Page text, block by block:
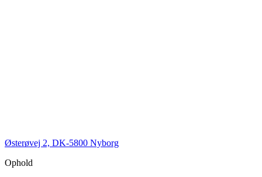
Østerøvej 2, DK-5800 Nyborg
Ophold